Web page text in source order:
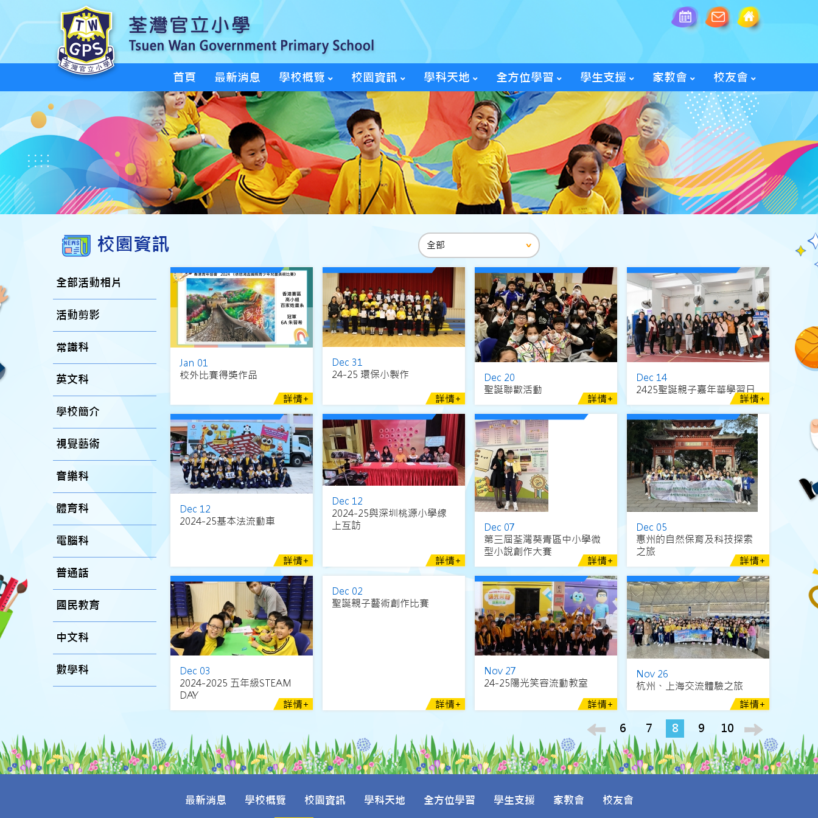
首頁 最新消息 學校概覽 校園資訊 學科天地 全方位學習 學生支援 家教會 校友會
校園資訊
全部活動相片
活動剪影
常識科
英文科
學校簡介
視覺藝術
音樂科
體育科
電腦科
普通話
國民教育
中文科
數學科
Jan 01
校外比賽得獎作品
詳情+
Dec 31
24-25 環保小製作
詳情+
Dec 20
聖誕聯歡活動
詳情+
Dec 14
2425聖誕親子嘉年華學習日
詳情+
Dec 12
2024-25基本法流動車
詳情+
Dec 12
2024-25與深圳桃源小學線
上互訪
詳情+
Dec 07
第三屆荃灣葵青區中小學微
型小說創作大賽
詳情+
Dec 05
惠州的自然保育及科技探索
之旅
詳情+
Dec 03
2024-2025 五年級STEAM
DAY
詳情+
Dec 02
聖誕親子藝術創作比賽
詳情+
Nov 27
24-25陽光笑容流動教室
詳情+
Nov 26
杭州、上海交流體驗之旅
詳情+
6 7 8 9 10
最新消息 學校概覽 校園資訊 學科天地 全方位學習 學生支援 家教會 校友會